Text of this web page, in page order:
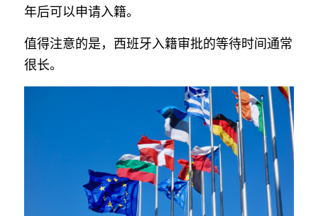
年后可以申请入籍。
值得注意的是，西班牙入籍审批的等待时间通常
很长。